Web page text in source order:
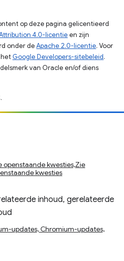
op deze pagina gelicentieerd
4.0-licentieen zijn
onder deApache 2.0-licentie. Voor
Google Developers-sitebeleid.
van Oracle en/of diens
openstaande kwesties,Zie
kwesties
inhoud, gerelateerde
updates, Chromium-updates,